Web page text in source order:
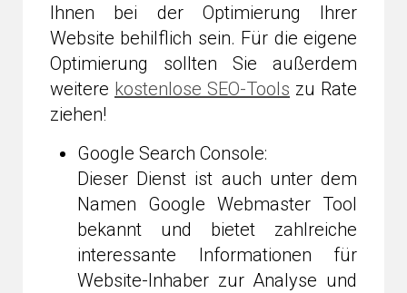
Ihnen bei der Optimierung Ihrer
Website behilflich sein. Für die eigene
Optimierung sollten Sie außerdem
weitere kostenlose SEO-Tools zu Rate
ziehen!
Google Search Console:
Dieser Dienst ist auch unter dem
Namen Google Webmaster Tool
bekannt und bietet zahlreiche
interessante Informationen für
Website-Inhaber zur Analyse und